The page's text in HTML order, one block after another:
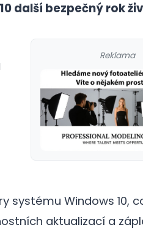
další bezpečný rok
Reklama
systému Windows 10,
aktualizací a